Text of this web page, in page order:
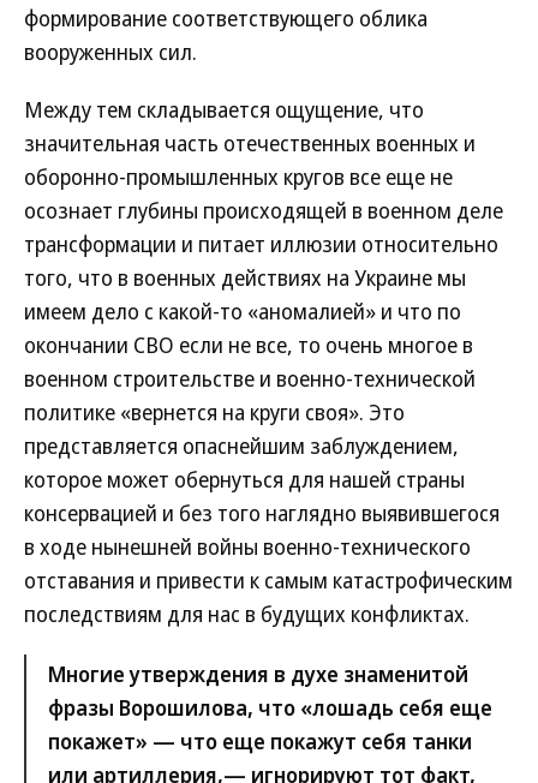
формирование соответствующего облика
вооруженных сил.
Между тем складывается ощущение, что
значительная часть отечественных военных и
оборонно-промышленных кругов все еще не
осознает глубины происходящей в военном деле
трансформации и питает иллюзии относительно
того, что в военных действиях на Украине мы
имеем дело с какой-то «аномалией» и что по
окончании СВО если не все, то очень многое в
военном строительстве и военно-технической
политике «вернется на круги своя». Это
представляется опаснейшим заблуждением,
которое может обернуться для нашей страны
консервацией и без того наглядно выявившегося
в ходе нынешней войны военно-технического
отставания и привести к самым катастрофическим
последствиям для нас в будущих конфликтах.
Многие утверждения в духе знаменитой
фразы Ворошилова, что «лошадь себя еще
покажет» — что еще покажут себя танки
или артиллерия,— игнорируют тот факт,